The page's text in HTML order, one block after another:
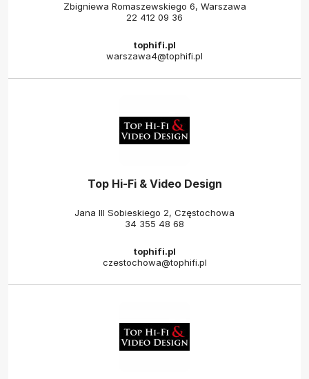
Zbigniewa Romaszewskiego 6, Warszawa
22 412 09 36
tophifi.pl
warszawa4@tophifi.pl
Top Hi-Fi & Video Design
Jana III Sobieskiego 2, Częstochowa
34 355 48 68
tophifi.pl
czestochowa@tophifi.pl